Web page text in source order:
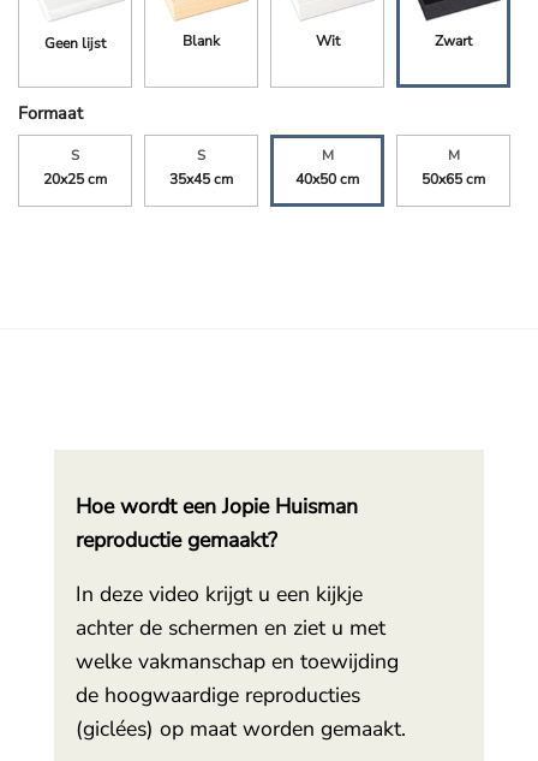
Geen lijst Blank Wit Zwart
Formaat
S
20x25 cm
S
35x45 cm
M
40x50 cm
M
50x65 cm
Hoe wordt een Jopie Huisman
reproductie gemaakt?
In deze video krijgt u een kijkje
achter de schermen en ziet u met
welke vakmanschap en toewijding
de hoogwaardige reproducties
(giclées) op maat worden gemaakt.